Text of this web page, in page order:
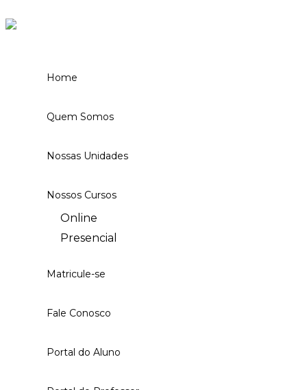
Home
Quem Somos
Nossas Unidades
Nossos Cursos
Online
Presencial
Matricule-se
Fale Conosco
Portal do Aluno